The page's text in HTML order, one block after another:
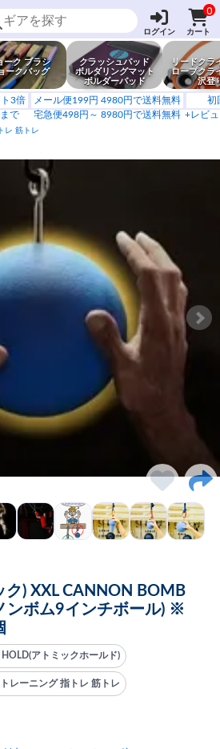
ログイン
0
カート
ーク ブラシ
ークバッグ
クラッシュパッド
ボルダリングマット
ボルダーパッド
リードクラ
ロープクラ
沢登
3倍
で
メール便199円 4980円で送料無料
宅急便498円～ 8980円で送料無料
初
+レビ
レ 筋トレ
) XXL CANNON BOMB
ンボム9インチボール) ※
アトミックホールド)
レーニング 指トレ 筋トレ